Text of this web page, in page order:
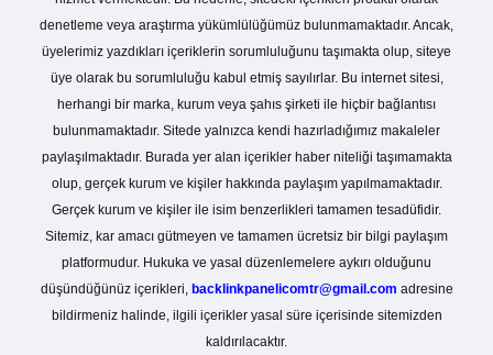
denetleme veya araştırma yükümlülüğümüz bulunmamaktadır. Ancak,
üyelerimiz yazdıkları içeriklerin sorumluluğunu taşımakta olup, siteye
üye olarak bu sorumluluğu kabul etmiş sayılırlar. Bu internet sitesi,
herhangi bir marka, kurum veya şahıs şirketi ile hiçbir bağlantısı
bulunmamaktadır. Sitede yalnızca kendi hazırladığımız makaleler
paylaşılmaktadır. Burada yer alan içerikler haber niteliği taşımamakta
olup, gerçek kurum ve kişiler hakkında paylaşım yapılmamaktadır.
Gerçek kurum ve kişiler ile isim benzerlikleri tamamen tesadüfidir.
Sitemiz, kar amacı gütmeyen ve tamamen ücretsiz bir bilgi paylaşım
platformudur. Hukuka ve yasal düzenlemelere aykırı olduğunu
düşündüğünüz içerikleri, backlinkpanelicomtr@gmail.com adresine
bildirmeniz halinde, ilgili içerikler yasal süre içerisinde sitemizden
kaldırılacaktır.